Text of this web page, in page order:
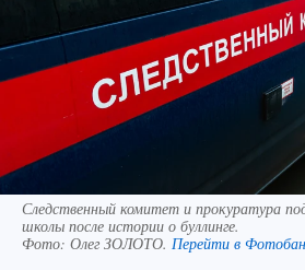
Следственный комитет и прокуратура
школы после истории о буллинге.
Фото: Олег ЗОЛОТО. Перейти в